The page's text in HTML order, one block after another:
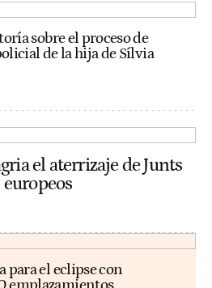
sobre el proceso de
de la hija de Sílvia
el aterrizaje de Junts
para el eclipse con